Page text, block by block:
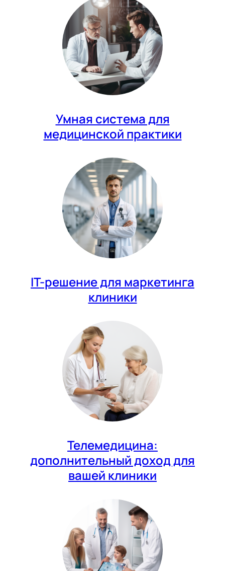
Умная система для
медицинской практики
IT-решение для маркетинга
клиники
Телемедицина:
дополнительный доход для
вашей клиники